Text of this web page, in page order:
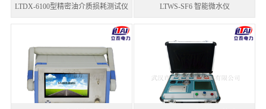
LTDX-6100型精密油介质损耗测试仪 LTWS-SF6 智能微水仪